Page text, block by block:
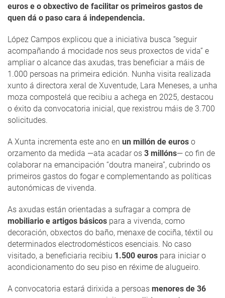
euros e o obxectivo de facilitar os primeiros gastos de
quen dá o paso cara á independencia.
López Campos explicou que a iniciativa busca “seguir
acompañando á mocidade nos seus proxectos de vida” e
ampliar o alcance das axudas, tras beneficiar a máis de
1.000 persoas na primeira edición. Nunha visita realizada
xunto á directora xeral de Xuventude, Lara Meneses, a unha
moza compostelá que recibiu a achega en 2025, destacou
o éxito da convocatoria inicial, que rexistrou máis de 3.700
solicitudes.
A Xunta incrementa este ano en un millón de euros o
orzamento da medida —ata acadar os 3 millóns— co fin de
colaborar na emancipación “doutra maneira”, cubrindo os
primeiros gastos do fogar e complementando as políticas
autonómicas de vivenda.
As axudas están orientadas a sufragar a compra de
mobiliario e artigos básicos para a vivenda, como
decoración, obxectos do baño, menaxe de cociña, téxtil ou
determinados electrodomésticos esenciais. No caso
visitado, a beneficiaria recibiu 1.500 euros para iniciar o
acondicionamento do seu piso en réxime de alugueiro.
A convocatoria estará dirixida a persoas menores de 36